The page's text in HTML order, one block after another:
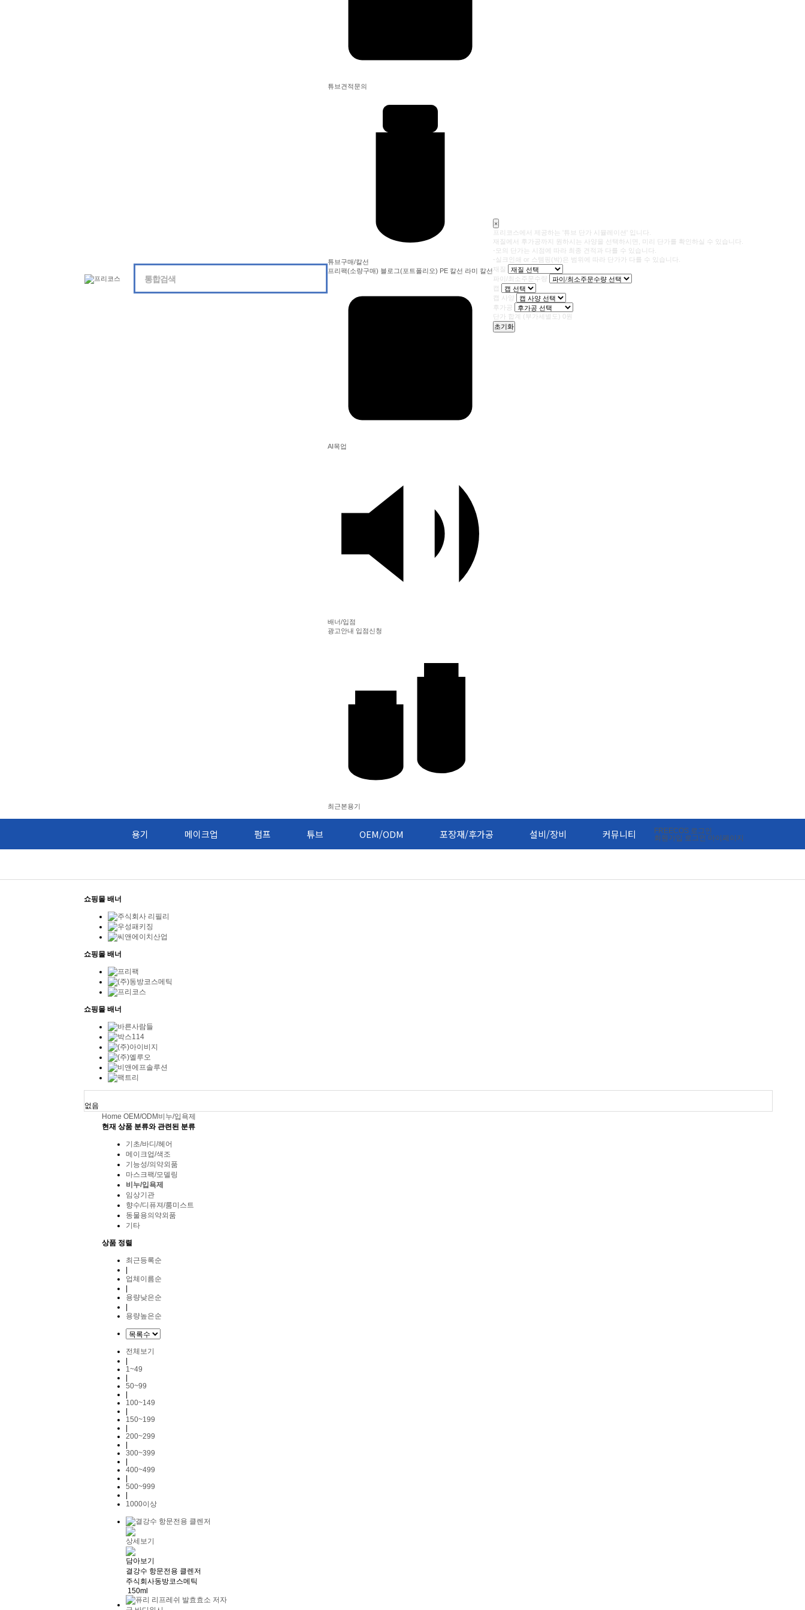
튜브견적문의
튜브구매/칼선
프리팩(소량구매) 블로그(포트폴리오) PE 칼선 라미 칼선
AI목업
배너/입점
광고안내 입점신청
최근본용기
×
프리코스에서 제공하는 '튜브 단가 시뮬레이션' 입니다.
재질에서 후가공까지 원하시는 사양을 선택하시면, 미리 단가를 확인하실 수 있습니다.
-모의 단가는 시점에 따라 최종 견적과 다를 수 있습니다.
-실크인쇄 or 스템핑(박)은 범위에 따라 단가가 다를 수 있습니다.
재질
파이/최소주문수량
캡
캡 사양
후가공
단가 합계 (부가세별도) 0 원
초기화
용기 메이크업 펌프 튜브 OEM/ODM 포장재/후가공 설비/장비 커뮤니티 FREECOS 로그인
회원가입 로그인 마이페이지
쇼핑몰 배너
쇼핑몰 배너
쇼핑몰 배너
없음
Home OEM/ODM 비누/입욕제
현재 상품 분류와 관련된 분류
기초/바디/헤어
메이크업/색조
기능성/의약외품
마스크팩/모델링
비누/입욕제
임상기관
향수/디퓨져/룸미스트
동물용의약외품
기타
상품 정렬
최근등록순
업체이름순
용량낮은순
용량높은순
전체보기
1~49
50~99
100~149
150~199
200~299
300~399
400~499
500~999
1000이상
상세보기
담아보기
결강수 항문전용 클렌저
주식회사동방코스메틱
150ml